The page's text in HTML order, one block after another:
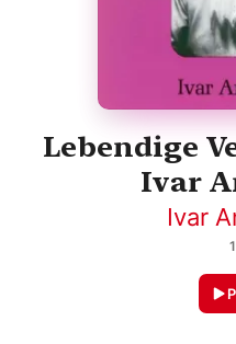
Lebendige
Ivar
Ivar